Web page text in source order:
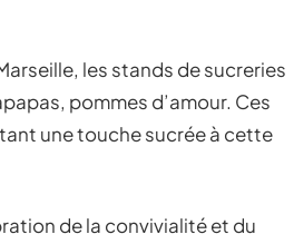
les stands de sucreries
pommes d’amour. Ces
une touche sucrée à cette
de la convivialité et du